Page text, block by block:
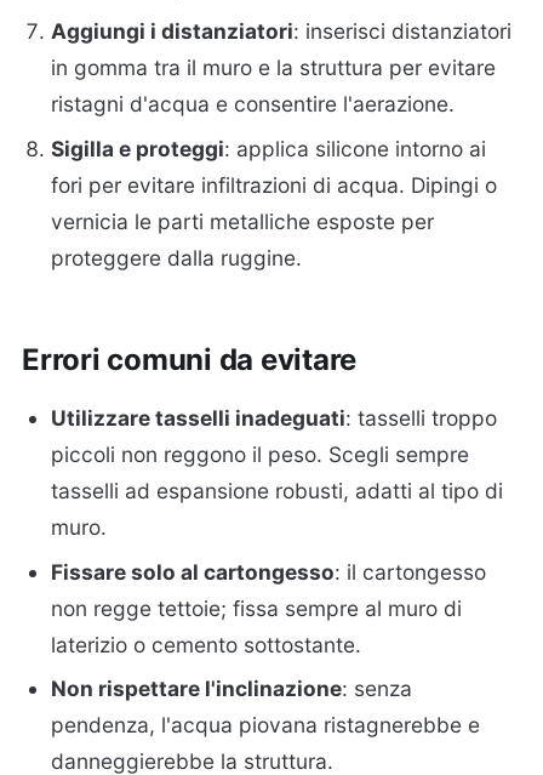
Aggiungi i distanziatori: inserisci distanziatori
in gomma tra il muro e la struttura per evitare
ristagni d'acqua e consentire l'aerazione.
Sigilla e proteggi: applica silicone intorno ai
fori per evitare infiltrazioni di acqua. Dipingi o
vernicia le parti metalliche esposte per
proteggere dalla ruggine.
Errori comuni da evitare
Utilizzare tasselli inadeguati: tasselli troppo
piccoli non reggono il peso. Scegli sempre
tasselli ad espansione robusti, adatti al tipo di
muro.
Fissare solo al cartongesso: il cartongesso
non regge tettoie; fissa sempre al muro di
laterizio o cemento sottostante.
Non rispettare l'inclinazione: senza
pendenza, l'acqua piovana ristagnerebbe e
danneggierebbe la struttura.